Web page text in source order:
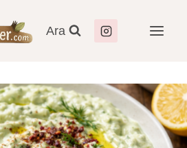
Ara